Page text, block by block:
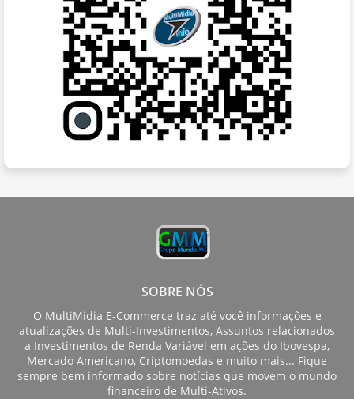
SOBRE NÓS
O MultiMidia E-Commerce traz até você informações e
atualizações de Multi-Investimentos, Assuntos relacionados
a Investimentos de Renda Variável em ações do Ibovespa,
Mercado Americano, Criptomoedas e muito mais... Fique
sempre bem informado sobre notícias que movem o mundo
financeiro de Multi-Ativos.